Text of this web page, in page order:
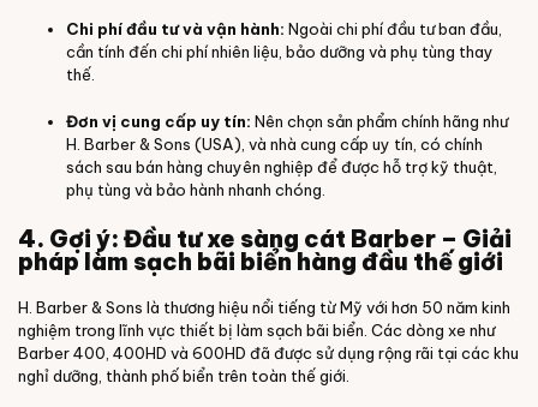
Chi phí đầu tư và vận hành: Ngoài chi phí đầu tư ban đầu,
cần tính đến chi phí nhiên liệu, bảo dưỡng và phụ tùng thay
thế.
Đơn vị cung cấp uy tín: Nên chọn sản phẩm chính hãng như
H. Barber & Sons (USA), và nhà cung cấp uy tín, có chính
sách sau bán hàng chuyên nghiệp để được hỗ trợ kỹ thuật,
phụ tùng và bảo hành nhanh chóng.
4. Gợi ý: Đầu tư xe sàng cát Barber – Giải
pháp làm sạch bãi biển hàng đầu thế giới
H. Barber & Sons là thương hiệu nổi tiếng từ Mỹ với hơn 50 năm kinh
nghiệm trong lĩnh vực thiết bị làm sạch bãi biển. Các dòng xe như
Barber 400, 400HD và 600HD đã được sử dụng rộng rãi tại các khu
nghỉ dưỡng, thành phố biển trên toàn thế giới.